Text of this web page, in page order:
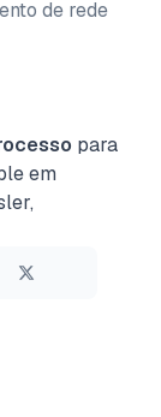
de rede
para
em